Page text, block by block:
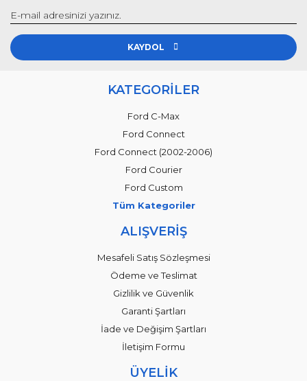
KAYDOL
KATEGORİLER
Ford C-Max
Ford Connect
Ford Connect (2002-2006)
Ford Courier
Ford Custom
Tüm Kategoriler
ALIŞVERİŞ
Mesafeli Satış Sözleşmesi
Ödeme ve Teslimat
Gizlilik ve Güvenlik
Garanti Şartları
İade ve Değişim Şartları
İletişim Formu
ÜYELİK